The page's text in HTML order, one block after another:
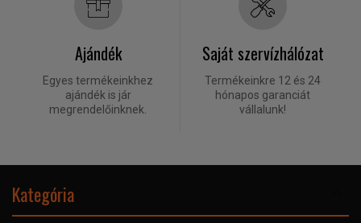
Ajándék
Egyes termékeinkhez
ajándék is jár
megrendelőinknek.
Saját szervízhálózat
Termékeinkre 12 és 24
hónapos garanciát
vállalunk!
Kategória